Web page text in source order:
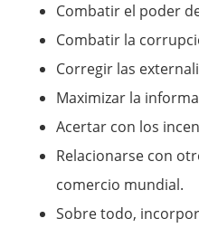
Combatir el poder
Combatir la
Corregir las
Maximizar la
Acertar con los
Relacionarse con
comercio mundial.
Sobre todo,